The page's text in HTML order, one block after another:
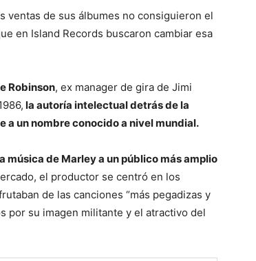
ventas de sus álbumes no consiguieron el
en Island Records buscaron cambiar esa
Robinson, ex manager de gira de Jimi
la autoría intelectual detrás de la
a un nombre conocido a nivel mundial.
música de Marley a un público más amplio
el productor se centró en los
de las canciones “más pegadizas y
por su imagen militante y el atractivo del